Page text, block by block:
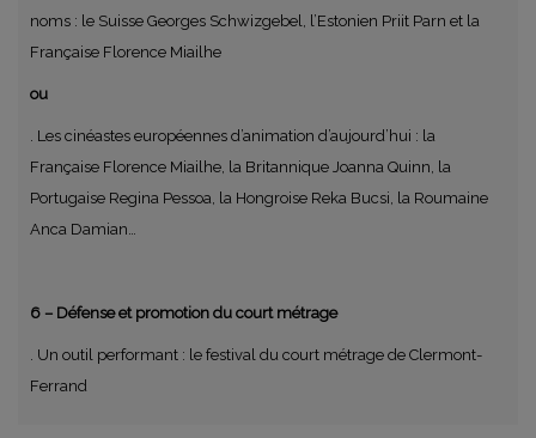
noms : le Suisse Georges Schwizgebel, l’Estonien Priit Parn et la
Française Florence Miailhe
ou
. Les cinéastes européennes d’animation d’aujourd’hui : la
Française Florence Miailhe, la Britannique Joanna Quinn, la
Portugaise Regina Pessoa, la Hongroise Reka Bucsi, la Roumaine
Anca Damian…
6 – Défense et promotion du court métrage
. Un outil performant : le festival du court métrage de Clermont-
Ferrand